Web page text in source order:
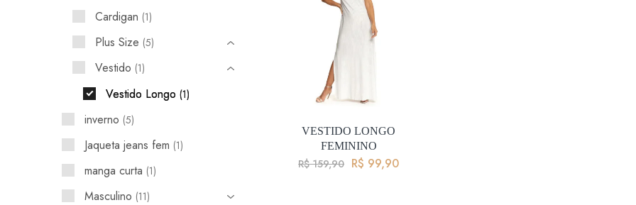
VESTIDO LONGO
FEMININO
R$159,90 R$ 99,90
Cardigan 1
Plus Size 5
Vestido 1
Vestido Longo 1
inverno 5
Jaqueta jeans fem 1
manga curta 1
Masculino 11